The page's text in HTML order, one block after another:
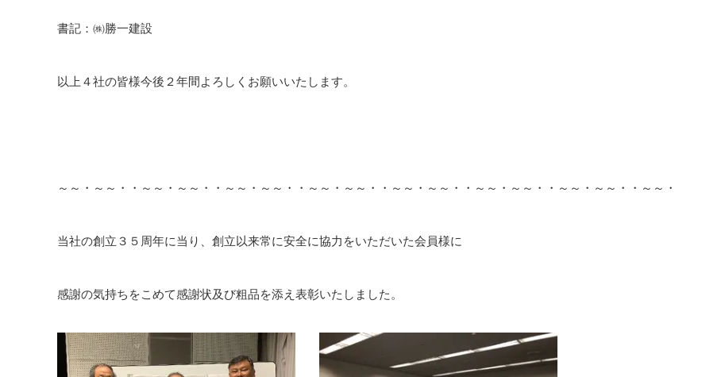
書記：㈱勝一建設
以上４社の皆様今後２年間よろしくお願いいたします。
～～・～～・・～～・～～・・～～・～～・・～～・～～・・～～・～～・・～～・～～・・～～・～～・・～～・
当社の創立３５周年に当り、創立以来常に安全に協力をいただいた会員様に
感謝の気持ちをこめて感謝状及び粗品を添え表彰いたしました。